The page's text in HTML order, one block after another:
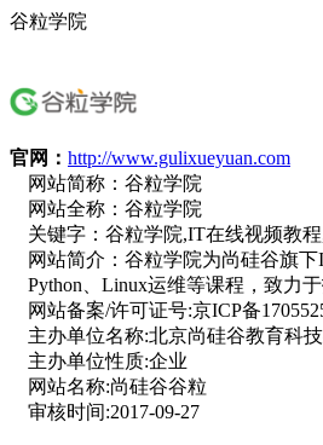
谷粒学院
官网： http://www.gulixueyuan.com
网站简称： 谷粒学院
网站全称： 谷粒学院
关键字： 谷粒学院,IT在线视频教
网站简介： 谷粒学院为尚硅谷旗
Python、Linux运维等课程，致力
网站备案/许可证号:京ICP备
主办单位名称:北京尚硅谷教育科
主办单位性质:企业
网站名称:尚硅谷谷粒
审核时间:2017-09-27